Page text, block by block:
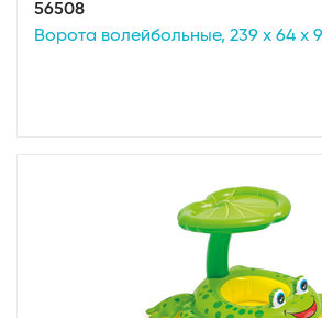
56508
Ворота волейбольные, 239 х 64 х